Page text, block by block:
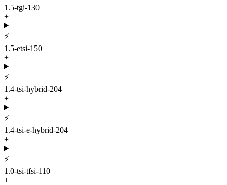
1.5-tgi-130
+
⚡
1.5-etsi-150
+
⚡
1.4-tsi-hybrid-204
+
⚡
1.4-tsi-e-hybrid-204
+
⚡
1.0-tsi-tfsi-110
+